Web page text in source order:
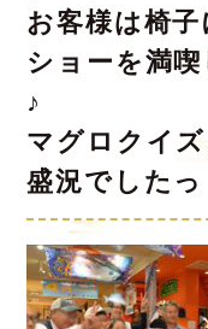
お客様は椅
ショーを満
♪
マグロクイ
盛況でしたっ